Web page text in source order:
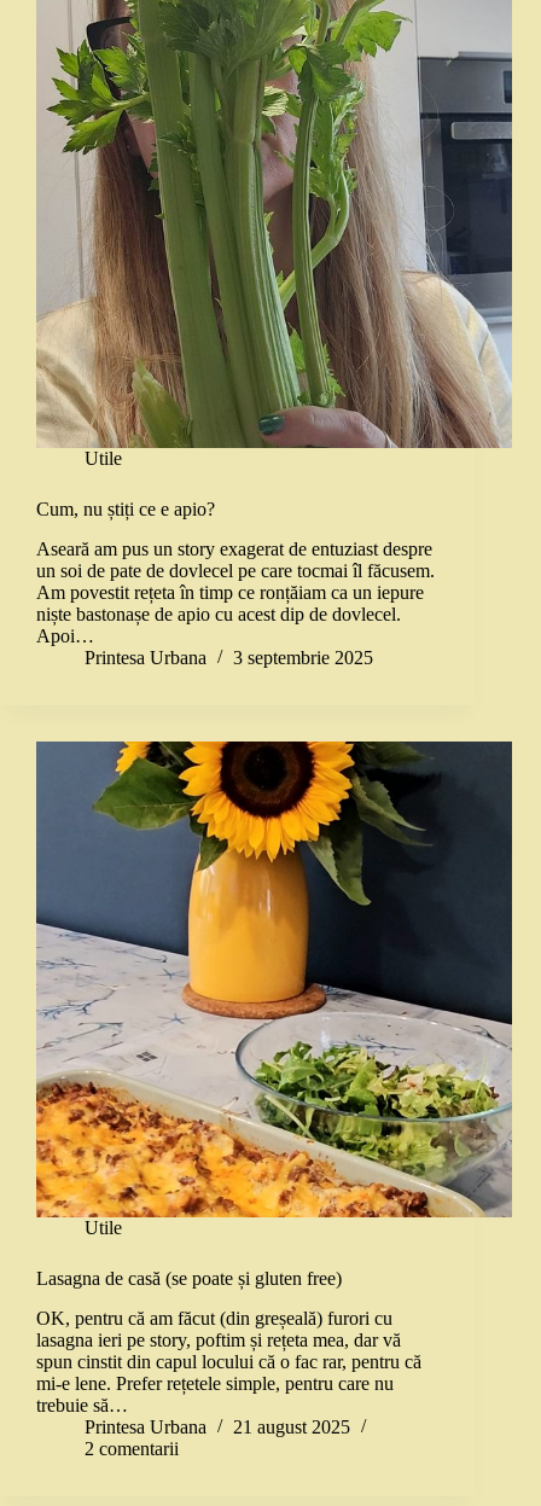
Utile
Cum, nu știți ce e apio?
Aseară am pus un story exagerat de entuziast despre
un soi de pate de dovlecel pe care tocmai îl făcusem.
Am povestit rețeta în timp ce ronțăiam ca un iepure
niște bastonașe de apio cu acest dip de dovlecel.
Apoi…
Printesa Urbana
3 septembrie 2025
Utile
Lasagna de casă (se poate și gluten free)
OK, pentru că am făcut (din greșeală) furori cu
lasagna ieri pe story, poftim și rețeta mea, dar vă
spun cinstit din capul locului că o fac rar, pentru că
mi-e lene. Prefer rețetele simple, pentru care nu
trebuie să…
Printesa Urbana
21 august 2025
2 comentarii